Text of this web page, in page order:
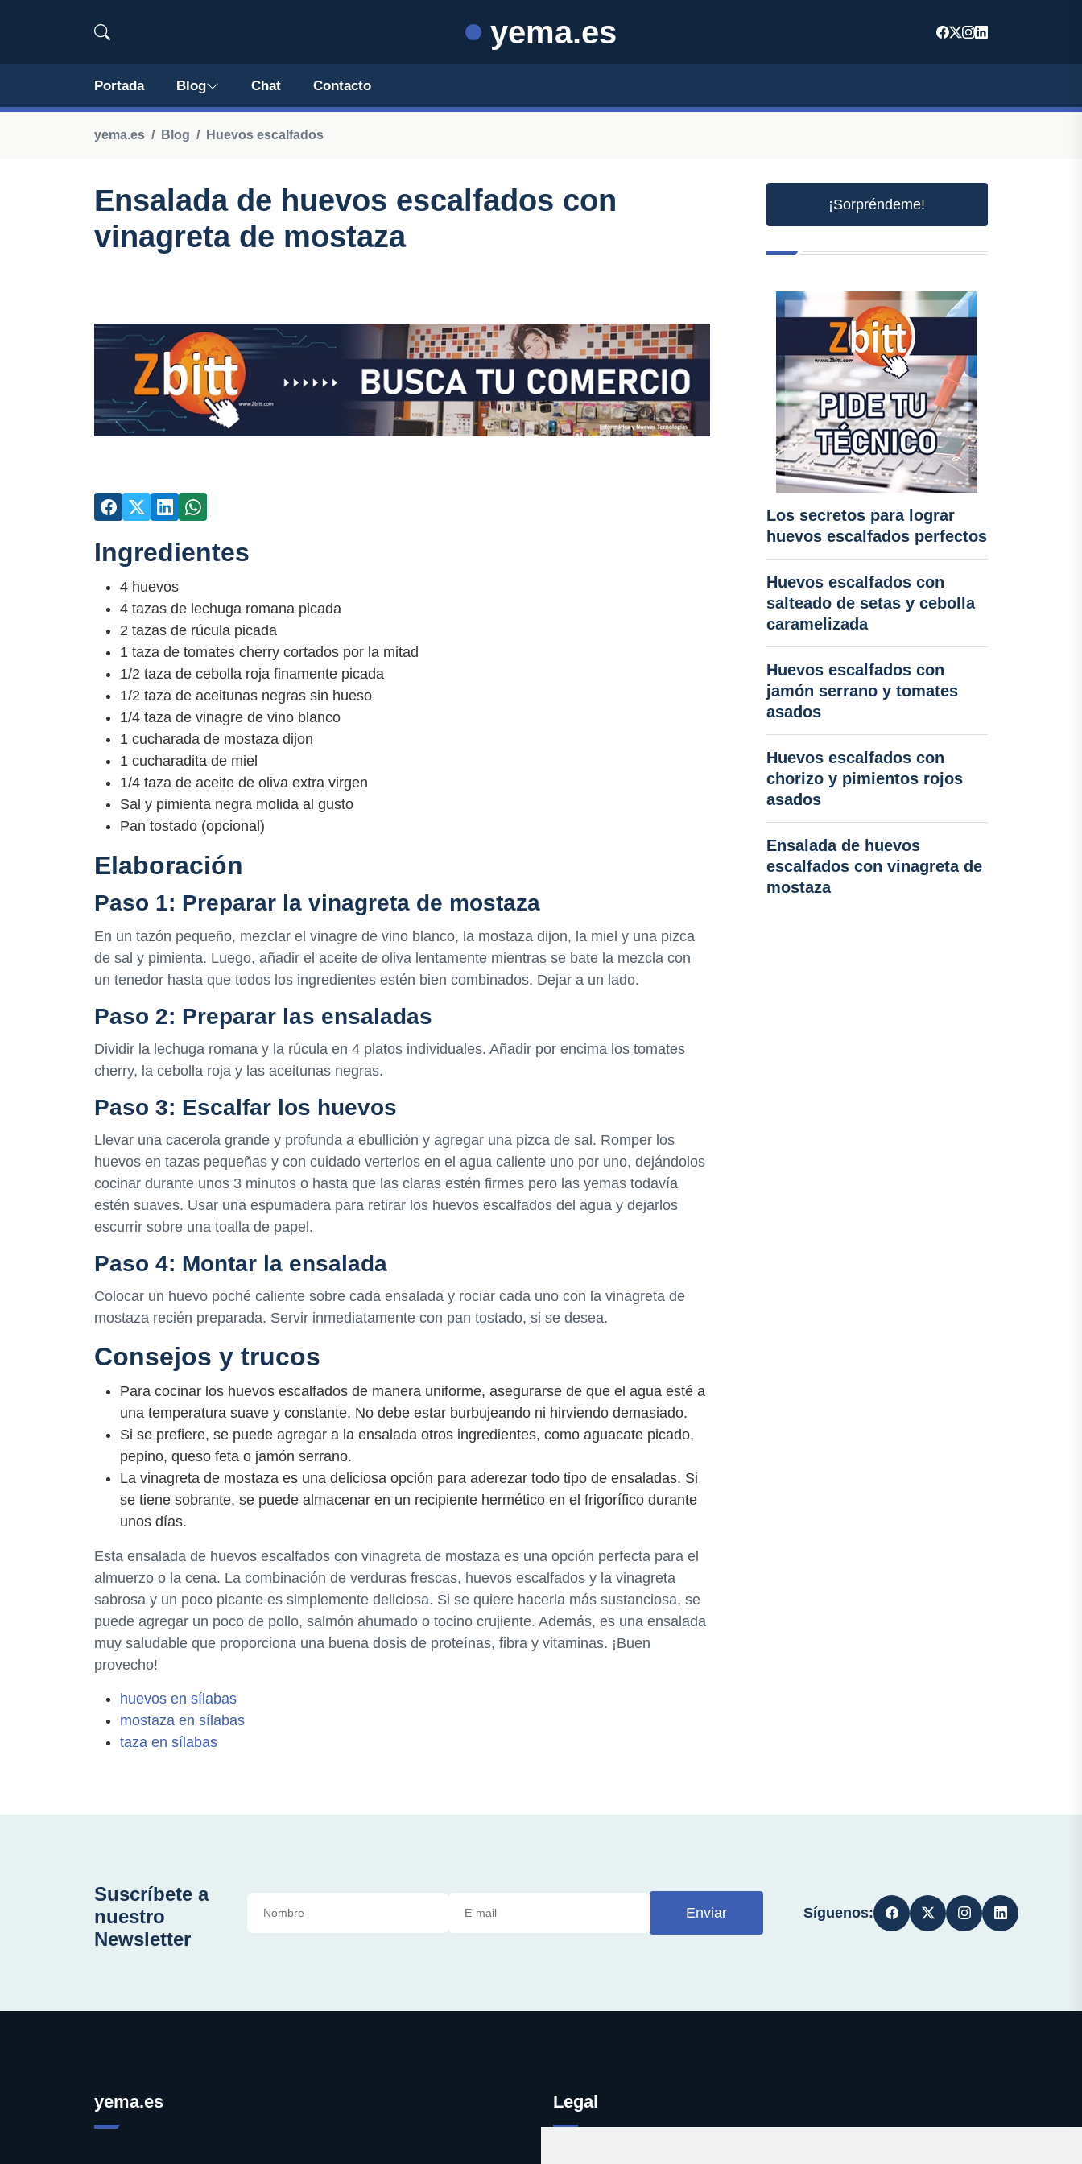
yema.es
Portada Blog Chat Contacto
yema.es Blog Huevos escalfados
Ensalada de huevos escalfados con
vinagreta de mostaza
Ingredientes
4 huevos
4 tazas de lechuga romana picada
2 tazas de rúcula picada
1 taza de tomates cherry cortados por la mitad
1/2 taza de cebolla roja finamente picada
1/2 taza de aceitunas negras sin hueso
1/4 taza de vinagre de vino blanco
1 cucharada de mostaza dijon
1 cucharadita de miel
1/4 taza de aceite de oliva extra virgen
Sal y pimienta negra molida al gusto
Pan tostado (opcional)
Elaboración
Paso 1: Preparar la vinagreta de mostaza
En un tazón pequeño, mezclar el vinagre de vino blanco, la mostaza dijon, la miel y una pizca
de sal y pimienta. Luego, añadir el aceite de oliva lentamente mientras se bate la mezcla con
un tenedor hasta que todos los ingredientes estén bien combinados. Dejar a un lado.
Paso 2: Preparar las ensaladas
Dividir la lechuga romana y la rúcula en 4 platos individuales. Añadir por encima los tomates
cherry, la cebolla roja y las aceitunas negras.
Paso 3: Escalfar los huevos
Llevar una cacerola grande y profunda a ebullición y agregar una pizca de sal. Romper los
huevos en tazas pequeñas y con cuidado verterlos en el agua caliente uno por uno, dejándolos
cocinar durante unos 3 minutos o hasta que las claras estén firmes pero las yemas todavía
estén suaves. Usar una espumadera para retirar los huevos escalfados del agua y dejarlos
escurrir sobre una toalla de papel.
Paso 4: Montar la ensalada
Colocar un huevo poché caliente sobre cada ensalada y rociar cada uno con la vinagreta de
mostaza recién preparada. Servir inmediatamente con pan tostado, si se desea.
Consejos y trucos
Para cocinar los huevos escalfados de manera uniforme, asegurarse de que el agua esté a
una temperatura suave y constante. No debe estar burbujeando ni hirviendo demasiado.
Si se prefiere, se puede agregar a la ensalada otros ingredientes, como aguacate picado,
pepino, queso feta o jamón serrano.
La vinagreta de mostaza es una deliciosa opción para aderezar todo tipo de ensaladas. Si
se tiene sobrante, se puede almacenar en un recipiente hermético en el frigorífico durante
unos días.
Esta ensalada de huevos escalfados con vinagreta de mostaza es una opción perfecta para el
almuerzo o la cena. La combinación de verduras frescas, huevos escalfados y la vinagreta
sabrosa y un poco picante es simplemente deliciosa. Si se quiere hacerla más sustanciosa, se
puede agregar un poco de pollo, salmón ahumado o tocino crujiente. Además, es una ensalada
muy saludable que proporciona una buena dosis de proteínas, fibra y vitaminas. ¡Buen
provecho!
huevos en sílabas
mostaza en sílabas
taza en sílabas
¡Sorpréndeme!
Los secretos para lograr
huevos escalfados perfectos
Huevos escalfados con
salteado de setas y cebolla
caramelizada
Huevos escalfados con
jamón serrano y tomates
asados
Huevos escalfados con
chorizo y pimientos rojos
asados
Ensalada de huevos
escalfados con vinagreta de
mostaza
Suscríbete a
nuestro
Newsletter
Enviar Síguenos:
yema.es Legal